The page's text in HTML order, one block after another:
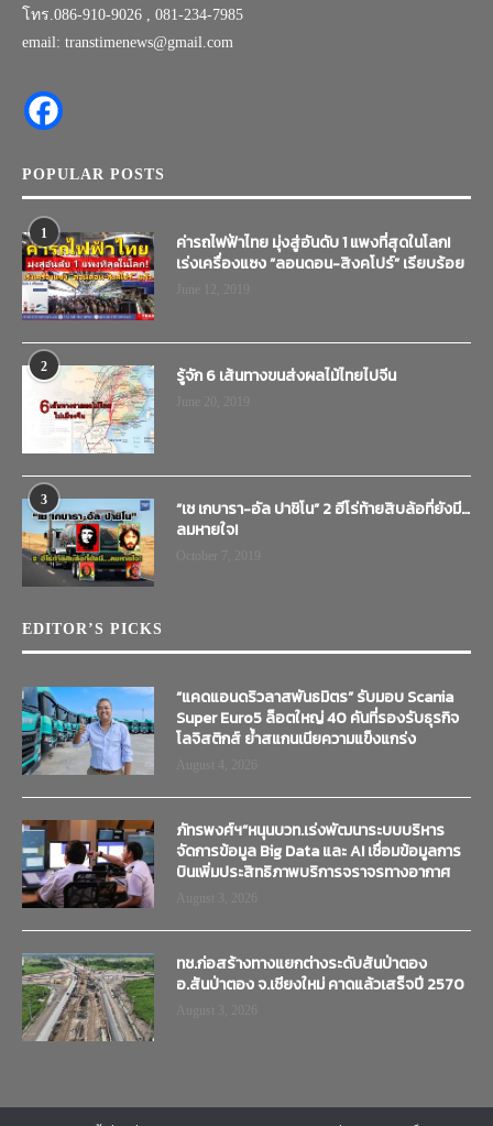
โทร.086-910-9026 , 081-234-7985
email: transtimenews@gmail.com
POPULAR POSTS
1
ค่ารถไฟฟ้าไทย มุ่งสู่อันดับ 1 แพงที่สุดในโลก!
เร่งเครื่องแซง “ลอนดอน-สิงคโปร์” เรียบร้อย
2 รู้จัก 6 เส้นทางขนส่งผลไม้ไทยไปจีน
3
“เช เกบารา-อัล ปาชิโน” 2 ฮีโร่ท้ายสิบล้อที่ยังมี…
ลมหายใจ!
EDITOR’S PICKS
“แคดแอนดริวลาสพันธมิตร” รับมอบ Scania
Super Euro5 ล็อตใหญ่ 40 คันที่รองรับธุรกิจ
โลจิสติกส์ ย้ำสแกนเนียความแข็งแกร่ง
ภัทรพงศ์ฯ”หนุนบวท.เร่งพัฒนาระบบบริหาร
จัดการข้อมูล Big Data และ AI เชื่อมข้อมูลการ
บินเพิ่มประสิทธิภาพบริการจราจรทางอากาศ
ทช.ก่อสร้างทางแยกต่างระดับสันป่าตอง
อ.สันป่าตอง จ.เชียงใหม่ คาดแล้วเสร็จปี 2570